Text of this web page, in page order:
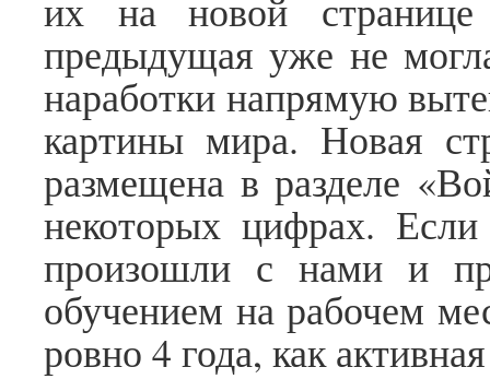
их на новой странице
предыдущая уже не
наработки напрямую
картины мира. Новая
размещена в разделе
некоторых цифрах.
произошли с нами и
обучением на рабочем
ровно 4 года, как